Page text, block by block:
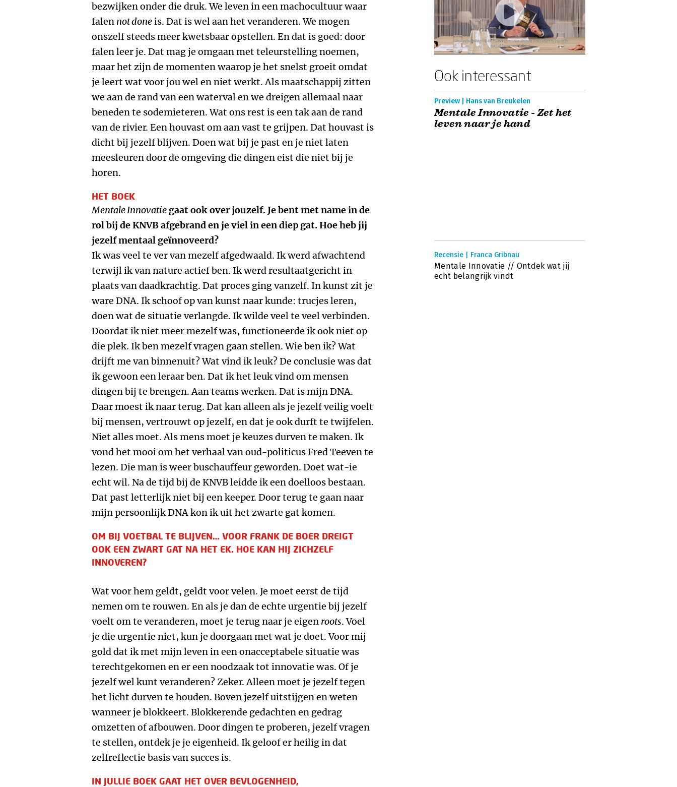
bezwijken onder die druk. We leven in een machocultuur waar
falen not doneis. Dat is wel aan het veranderen. We mogen
onszelf steeds meer kwetsbaar opstellen. En dat is goed: door
falen leer je. Dat mag je omgaan met teleurstelling noemen,
maar het zijn de momenten waarop je het snelst groeit omdat
je leert wat voor jou wel en niet werkt. Als maatschappij zitten
we aan de rand van een waterval en we dreigen allemaal naar
beneden te sodemieteren. Wat ons rest is een tak aan de rand
van de rivier. Een houvast om aan vast te grijpen. Dat houvast is
dicht bij jezelf blijven. Doen wat bij je past en je niet laten
meesleuren door de omgeving die dingen eist die niet bij je
horen.
HET BOEK
Mentale Innovatiegaat ook over jouzelf. Je bent met name in de
rol bij de KNVB afgebrand en je viel in een diep gat. Hoe heb jij
jezelf mentaal geïnnoveerd?
Ik was veel te ver van mezelf afgedwaald. Ik werd afwachtend
terwijl ik van nature actief ben. Ik werd resultaatgericht in
plaats van daadkrachtig. Dat proces ging vanzelf. In kunst zit je
ware DNA. Ik schoof op van kunst naar kunde: trucjes leren,
doen wat de situatie verlangde. Ik wilde veel te veel verbinden.
Doordat ik niet meer mezelf was, functioneerde ik ook niet op
die plek. Ik ben mezelf vragen gaan stellen. Wie ben ik? Wat
drijft me van binnenuit? Wat vind ik leuk? De conclusie was dat
ik gewoon een leraar ben. Dat ik het leuk vind om mensen
dingen bij te brengen. Aan teams werken. Dat is mijn DNA.
Daar moest ik naar terug. Dat kan alleen als je jezelf veilig voelt
bij mensen, vertrouwt op jezelf, en dat je ook durft te twijfelen.
Niet alles moet. Als mens moet je keuzes durven te maken. Ik
vond het mooi om het verhaal van oud-politicus Fred Teeven te
lezen. Die man is weer buschauffeur geworden. Doet wat-ie
echt wil. Na de tijd bij de KNVB leidde ik een doelloos bestaan.
Dat past letterlijk niet bij een keeper. Door terug te gaan naar
mijn persoonlijk DNA kon ik uit het zwarte gat komen.
OM BIJ VOETBAL TE BLIJVEN… VOOR FRANK DE BOER DREIGT
OOK EEN ZWART GAT NA HET EK. HOE KAN HIJ ZICHZELF
INNOVEREN?
Wat voor hem geldt, geldt voor velen. Je moet eerst de tijd
nemen om te rouwen. En als je dan de echte urgentie bij jezelf
voelt om te veranderen, moet je terug naar je eigen roots. Voel
je die urgentie niet, kun je doorgaan met wat je doet. Voor mij
gold dat ik met mijn leven in een onacceptabele situatie was
terechtgekomen en er een noodzaak tot innovatie was. Of je
jezelf wel kunt veranderen? Zeker. Alleen moet je jezelf tegen
het licht durven te houden. Boven jezelf uitstijgen en weten
wanneer je blokkeert. Blokkerende gedachten en gedrag
omzetten of afbouwen. Door dingen te proberen, jezelf vragen
te stellen, ontdek je je eigenheid. Ik geloof er heilig in dat
zelfreflectie basis van succes is.
IN JULLIE BOEK GAAT HET OVER BEVLOGENHEID,
Ook interessant
Preview | Hans van Breukelen
Mentale Innovatie - Zet het
leven naar je hand
Recensie | Franca Gribnau
Mentale Innovatie // Ontdek wat jij
echt belangrijk vindt